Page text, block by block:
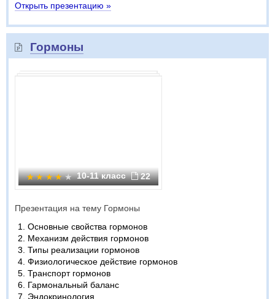
Открыть презентацию »
Гормоны
10-11 класс 22
Презентация на тему Гормоны
Основные свойства гормонов
Механизм действия гормонов
Типы реализации гормонов
Физиологическое действие гормонов
Транспорт гормонов
Гармональный баланс
Эндокринология